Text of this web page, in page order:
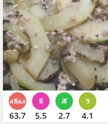
63.7 5.5 2.7 4.1